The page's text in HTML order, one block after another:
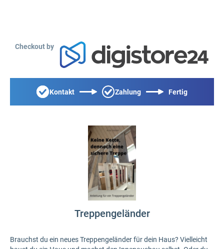
Checkout by
Kontakt Zahlung Fertig
Treppengeländer
Brauchst du ein neues Treppengeländer für dein Haus? Vielleicht